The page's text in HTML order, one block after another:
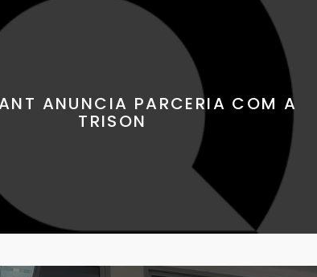
ANUNCIA PARCERIA COM A
TRISON